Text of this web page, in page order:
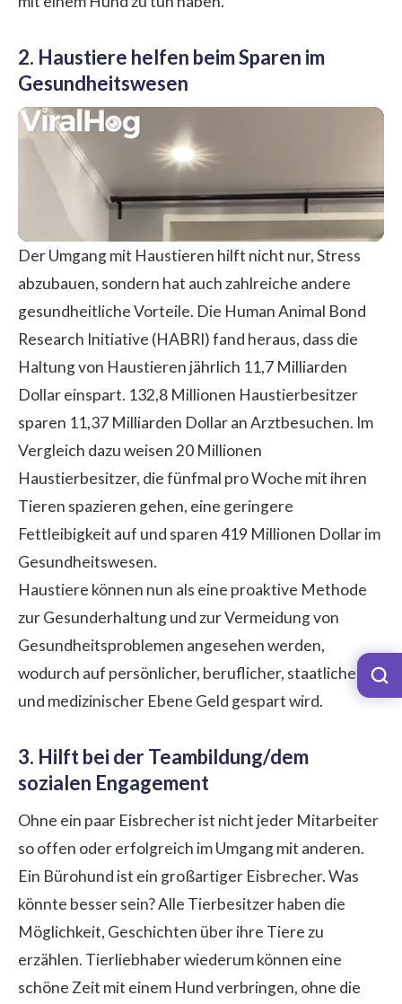
2. Haustiere helfen beim Sparen im
Gesundheitswesen
Der Umgang mit Haustieren hilft nicht nur, Stress
abzubauen, sondern hat auch zahlreiche andere
gesundheitliche Vorteile. Die Human Animal Bond
Research Initiative (HABRI) fand heraus, dass die
Haltung von Haustieren jährlich 11,7 Milliarden
Dollar einspart. 132,8 Millionen Haustierbesitzer
sparen 11,37 Milliarden Dollar an Arztbesuchen. Im
Vergleich dazu weisen 20 Millionen
Haustierbesitzer, die fünfmal pro Woche mit ihren
Tieren spazieren gehen, eine geringere
Fettleibigkeit auf und sparen 419 Millionen Dollar im
Gesundheitswesen.
Haustiere können nun als eine proaktive Methode
zur Gesunderhaltung und zur Vermeidung von
Gesundheitsproblemen angesehen werden,
wodurch auf persönlicher, beruflicher, staatlicher
und medizinischer Ebene Geld gespart wird.
3. Hilft bei der Teambildung/dem
sozialen Engagement
Ohne ein paar Eisbrecher ist nicht jeder Mitarbeiter
so offen oder erfolgreich im Umgang mit anderen.
Ein Bürohund ist ein großartiger Eisbrecher. Was
könnte besser sein? Alle Tierbesitzer haben die
Möglichkeit, Geschichten über ihre Tiere zu
erzählen. Tierliebhaber wiederum können eine
schöne Zeit mit einem Hund verbringen, ohne die